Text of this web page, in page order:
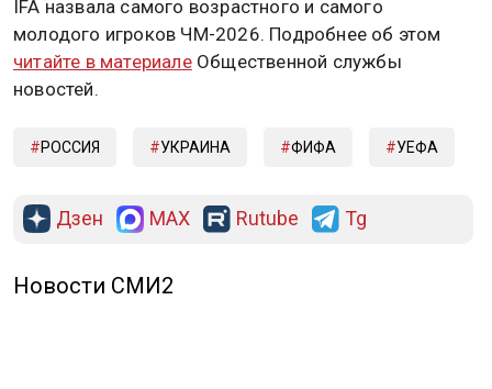
IFA назвала самого возрастного и самого
молодого игроков ЧМ-2026. Подробнее об этом
читайте в материале